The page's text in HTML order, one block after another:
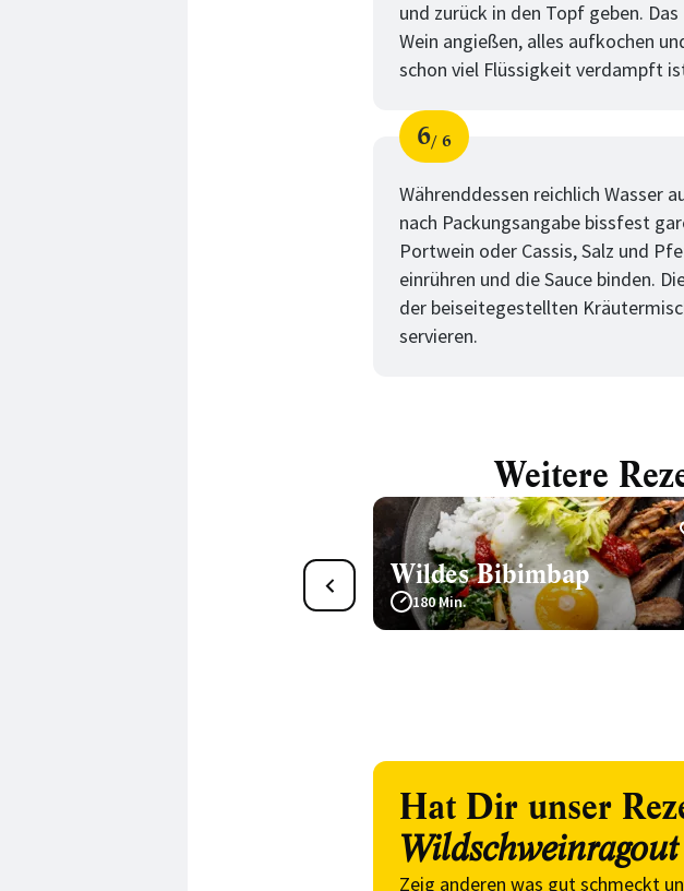
und zurück in den Topf geben.
Wein angießen, alles aufkochen
schon viel Flüssigkeit verdampft
Schritt
6
von
6
Währenddessen reichlich Wasser
nach Packungsangabe bissfest
Portwein oder Cassis, Salz und
einrühren und die Sauce binden.
der beiseitegestellten
servieren.
Weitere
Wildes Bibimbap
180 Min.
Hat Dir unser
Wildschweinragout
Zeig anderen was gut schmeckt